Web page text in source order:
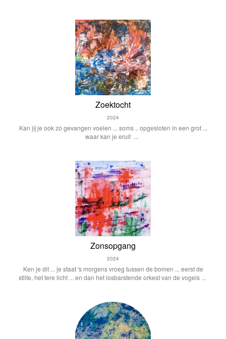
Zoektocht
2024
Kan jij je ook zo gevangen voelen ... soms .. opgesloten in een grot ...
waar kan je eruit ...
Zonsopgang
2024
Ken je dit ... je staat 's morgens vroeg tussen de bomen ... eerst de
stilte, het tere licht ... en dan het losbarstende orkest van de vogels ...